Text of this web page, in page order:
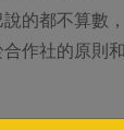
的都不算數
作社的原則